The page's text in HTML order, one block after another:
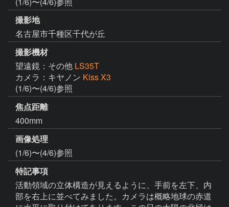
撮影地
名古屋市千種区千代が丘
撮影機材
望遠鏡：その他 LS35T
カメラ：キヤノン Kiss X3
(1/6)〜(4/6)参照
焦点距離
400mm
画像処理
(1/6)〜(4/6)参照
特記事項
活動領域の立体構造が見えるように、手前を左下、内
部を右上に並べてみました。カメラは概略地球の赤道